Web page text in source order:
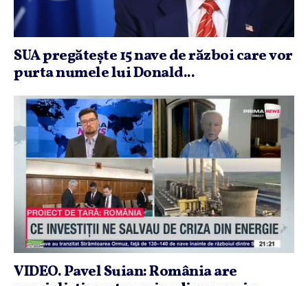
SUA pregăteşte 15 nave de război care vor
purta numele lui Donald...
VIDEO. Pavel Suian: România are